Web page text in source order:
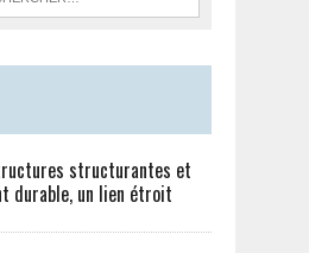
structurantes et
durable, un lien étroit